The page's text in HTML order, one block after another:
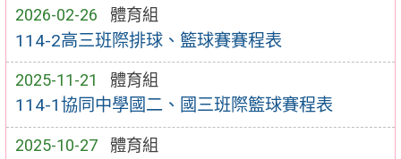
2026-02-26 體育組
114-2高三班際排球、籃球賽賽程表
2025-11-21 體育組
114-1協同中學國二、國三班際籃球賽程表
2025-10-27 體育組